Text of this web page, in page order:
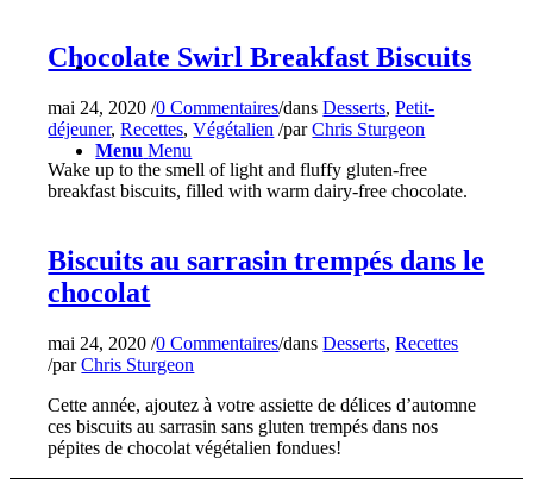
Menu Menu
Chocolate Swirl Breakfast Biscuits
mai 24, 2020 /0 Commentaires/dansDesserts,Petit-
déjeuner,Recettes,Végétalien /parChris Sturgeon
Wake up to the smell of light and fluffy gluten-free
breakfast biscuits, filled with warm dairy-free chocolate.
Biscuits au sarrasin trempés dans le
chocolat
mai 24, 2020 /0 Commentaires/dansDesserts,Recettes
/parChris Sturgeon
Cette année, ajoutez à votre assiette de délices d’automne
ces biscuits au sarrasin sans gluten trempés dans nos
pépites de chocolat végétalien fondues!